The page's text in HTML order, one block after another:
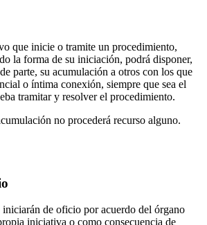
que inicie o tramite un procedimiento,
la forma de su iniciación, podrá disponer,
parte, su acumulación a otros con los que
o íntima conexión, siempre que sea el
tramitar y resolver el procedimiento.
no procederá recurso alguno.
de oficio por acuerdo del órgano
iniciativa o como consecuencia de